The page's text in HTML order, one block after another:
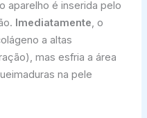
aparelho é inserida pelo
Imediatamente, o
a altas
mas esfria a área
na pele